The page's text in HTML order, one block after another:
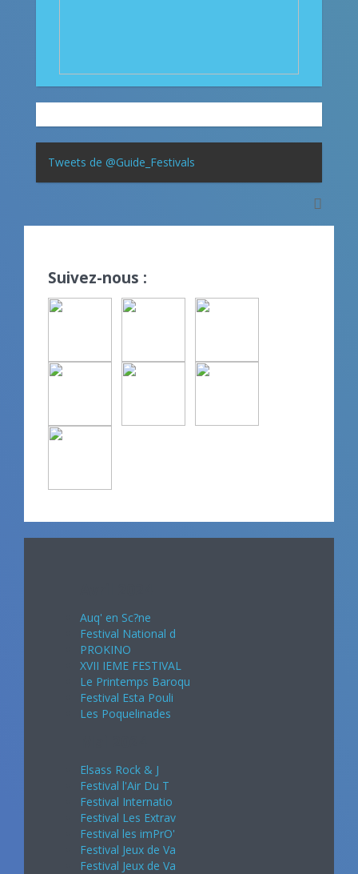
Tweets de @Guide_Festivals
Suivez-nous :
Auq' en Sc?ne
Festival National d
PROKINO
XVII IEME FESTIVAL
Le Printemps Baroqu
Festival Esta Pouli
Les Poquelinades
Elsass Rock & J
Festival l'Air Du T
Festival Internatio
Festival Les Extrav
Festival les imPrO'
Festival Jeux de Va
Festival Jeux de Va